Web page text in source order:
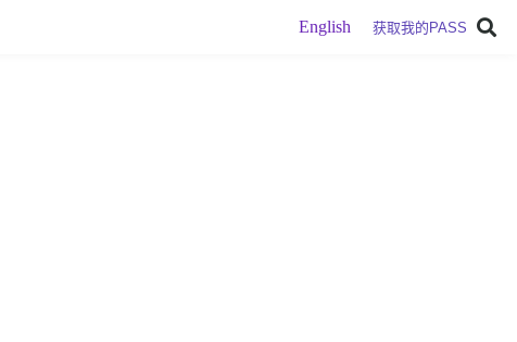
English 获取我的PASS